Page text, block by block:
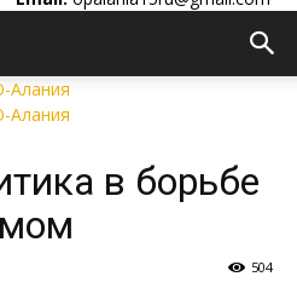
в борьбе
504